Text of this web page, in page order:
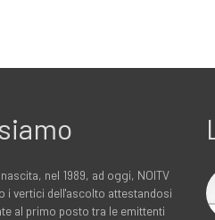
nel 1989, ad oggi, NOITV
i vertici dell'ascolto attestandosi
al primo posto tra le emittenti